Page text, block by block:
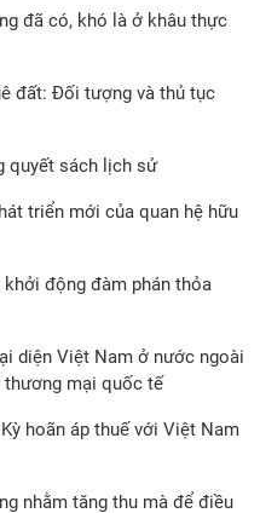
đã có, khó là ở khâu thực
đất: Đối tượng và thủ tục
quyết sách lịch sử
triển mới của quan hệ hữu
động đàm phán thỏa
diện Việt Nam ở nước ngoài
thương mại quốc tế
hoãn áp thuế với Việt Nam
nhằm tăng thu mà để điều